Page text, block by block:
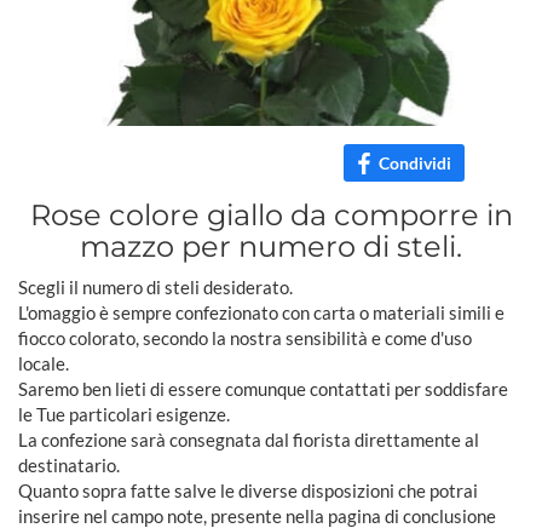
Condividi
Rose colore giallo da comporre in
mazzo per numero di steli.
Scegli il numero di steli desiderato.
L'omaggio è sempre confezionato con carta o materiali simili e
fiocco colorato, secondo la nostra sensibilità e come d'uso
locale.
Saremo ben lieti di essere comunque contattati per soddisfare
le Tue particolari esigenze.
La confezione sarà consegnata dal fiorista direttamente al
destinatario.
Quanto sopra fatte salve le diverse disposizioni che potrai
inserire nel campo note, presente nella pagina di conclusione